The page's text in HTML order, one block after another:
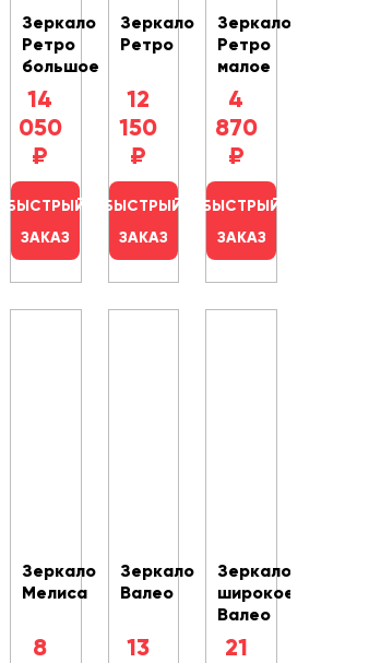
Зеркало
Ретро
большое
14
050
₽
БЫСТРЫЙ
ЗАКАЗ
Зеркало
Ретро
12
150
₽
БЫСТРЫЙ
ЗАКАЗ
Зеркало
Ретро
малое
4
870
₽
БЫСТРЫЙ
ЗАКАЗ
Зеркало
Мелиса
8
Зеркало
Валео
13
Зеркало
широкое
Валео
21